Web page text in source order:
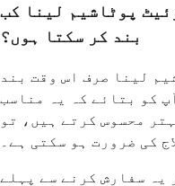
پوٹاشیم لینا کب
بند کر سکتا ہوں؟
لینا صرف اس وقت بند
کو بتائے کہ یہ مناسب
محسوس کرتے ہیں، تو
کی ضرورت ہو سکتی ہے۔
یہ سفارش کرنے سے پہلے